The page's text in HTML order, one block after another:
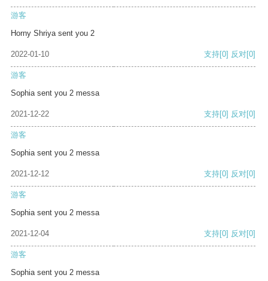
游客
Horny Shriya sent you 2
2022-01-10 支持[0] 反对[0]
游客
Sophia sent you 2 messa
2021-12-22 支持[0] 反对[0]
游客
Sophia sent you 2 messa
2021-12-12 支持[0] 反对[0]
游客
Sophia sent you 2 messa
2021-12-04 支持[0] 反对[0]
游客
Sophia sent you 2 messa